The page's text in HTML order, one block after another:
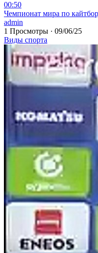
00:50
⁣Чемпионат мира по
admin
1 Просмотры · 09/06/25
Виды спорта